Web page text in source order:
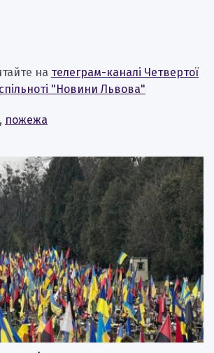
на телеграм-каналі Четвертої
спільноті "Новини Львова"
, пожежа